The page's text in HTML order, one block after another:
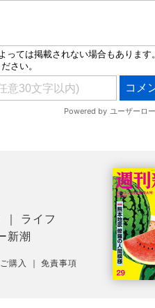
ライフ
新潮
ご購入 ｜免責事項